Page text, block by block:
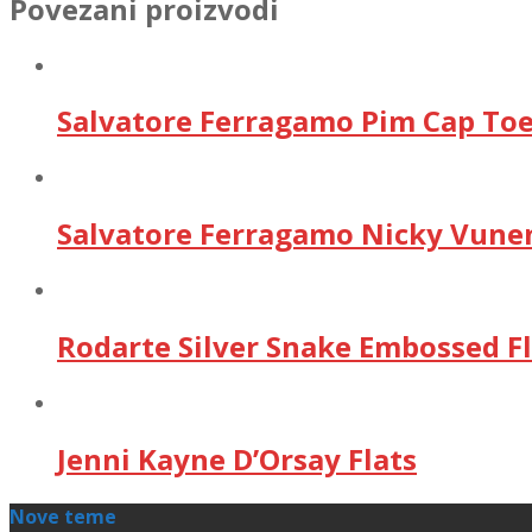
Povezani proizvodi
Salvatore Ferragamo Pim Cap
Salvatore Ferragamo Nicky
Rodarte Silver Snake Embossed
Jenni Kayne D’Orsay Flats
Nove teme